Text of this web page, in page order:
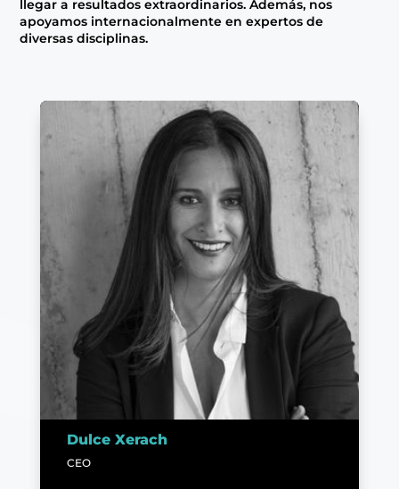
llegar a resultados extraordinarios. Además, nos
apoyamos internacionalmente en expertos de
diversas disciplinas.
Dulce Xerach
CEO